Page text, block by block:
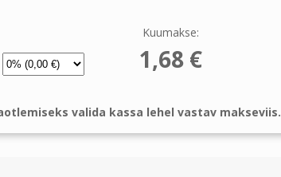
Kuumakse:
1,68€
valida kassa lehel vastav makseviis.